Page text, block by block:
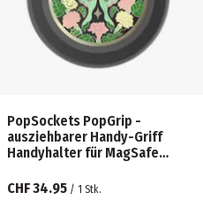
PopSockets PopGrip -
ausziehbarer Handy-Griff
Handyhalter für MagSafe
CHF 34.95 / 1 Stk.